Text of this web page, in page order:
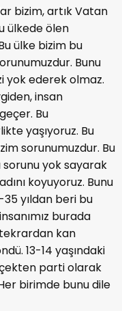
bizim, artık Vatan
ülkede ölen
ülke bizim bu
Bunu
yok ederek olmaz.
insan
Bu
yaşıyoruz. Bu
sorunumuzdur. Bu
sorunu yok sayarak
koyuyoruz. Bunu
yıldan beri bu
burada
kan
13-14 yaşındaki
parti olarak
birimde bunu dile